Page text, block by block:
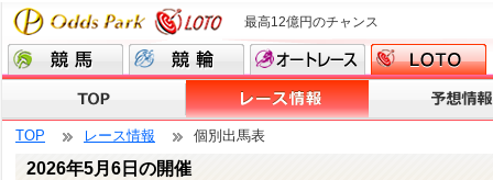
最高12億円のチャンス
TOP レース情報 個別出馬表
2026年5月6日の開催